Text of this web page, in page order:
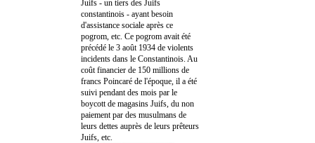
Juifs - un tiers des Juifs
constantinois - ayant besoin
d'assistance sociale après ce
pogrom, etc. Ce pogrom avait été
précédé le 3 août 1934 de violents
incidents dans le Constantinois. Au
coût financier de 150 millions de
francs Poincaré de l'époque, il a été
suivi pendant des mois par le
boycott de magasins Juifs, du non
paiement par des musulmans de
leurs dettes auprès de leurs prêteurs
Juifs, etc.